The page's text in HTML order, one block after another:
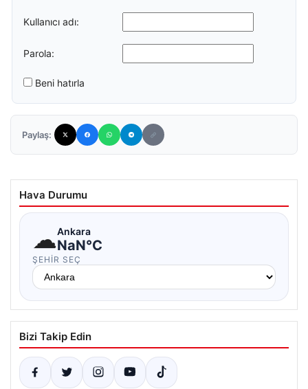
Kullanıcı adı:
Parola:
Beni hatırla
Paylaş:
Hava Durumu
☁Ankara
NaN°C
ŞEHIR SEÇ
Bizi Takip Edin